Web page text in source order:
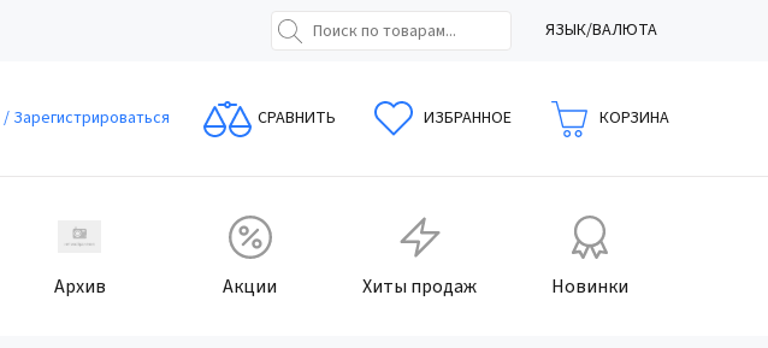
ЯЗЫК/ВАЛЮТА
/ Зарегистрироваться СРАВНИТЬ ИЗБРАННОЕ КОРЗИНА
Архив Акции Хиты продаж Новинки